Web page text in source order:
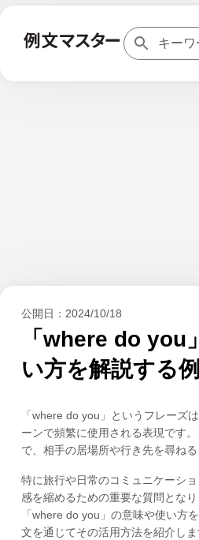
公開日： 2024/10/18
「where do you
い方を解説する
「where do you」というフレーズ
ーンで頻繁に使用される表現です
で、相手の居場所や行き先を尋ねる
特に旅行や日常のコミュニケーシ
感を縮めるための重要な質問となり
「where do you」の意味や使い方
文を通じてその活用方法を紹介しま